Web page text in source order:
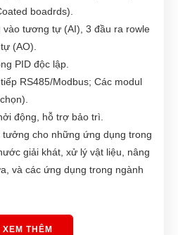
boadrds).
tương tự (AI), 3 đầu ra rowle
(AO).
PID độc lập.
RS485/Modbus; Các modul
động, hỗ trợ bảo trì.
cho những ứng dụng trong
giải khát, xử lý vật liệu, nâng
và các ứng dụng trong ngành
XEM THÊM